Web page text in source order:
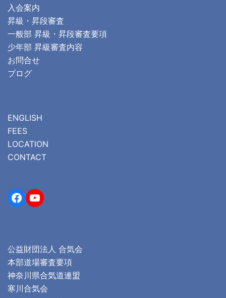
入会案内
昇級・昇段審査
一般部 昇級・昇段審査要項
少年部 昇級審査内容
お問合せ
ブログ
ENGLISH
FEES
LOCATION
CONTACT
Facebook
YouTube
公益財団法人 合気会
本部道場審査要項
神奈川県合気道連盟
寒川合気会